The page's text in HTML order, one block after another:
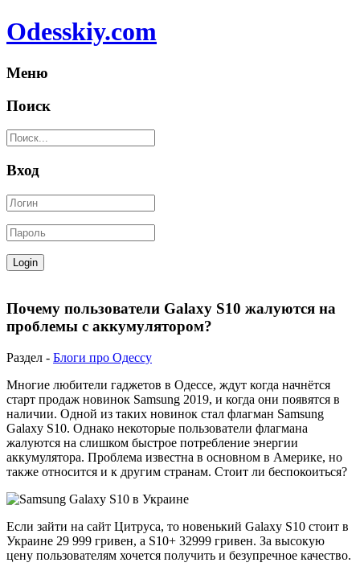
Odesskiy.com
Меню
Поиск
Вход
Почему пользователи Galaxy S10 жалуются на
проблемы с аккумулятором?
Раздел - Блоги про Одессу
Многие любители гаджетов в Одессе, ждут когда начнётся
старт продаж новинок Samsung 2019, и когда они появятся в
наличии. Одной из таких новинок стал флагман Samsung
Galaxy S10. Однако некоторые пользователи флагмана
жалуются на слишком быстрое потребление энергии
аккумулятора. Проблема известна в основном в Америке, но
также относится и к другим странам. Стоит ли беспокоиться?
Если зайти на сайт Цитруса, то новенький Galaxy S10 стоит в
Украине 29 999 гривен, а S10+ 32999 гривен. За высокую
цену пользователям хочется получить и безупречное качество.